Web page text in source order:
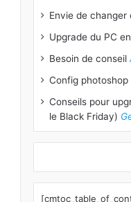
Envie de
Upgrade du PC
Besoin de conseil
Config photoshop
Conseils pour
le Black Friday)